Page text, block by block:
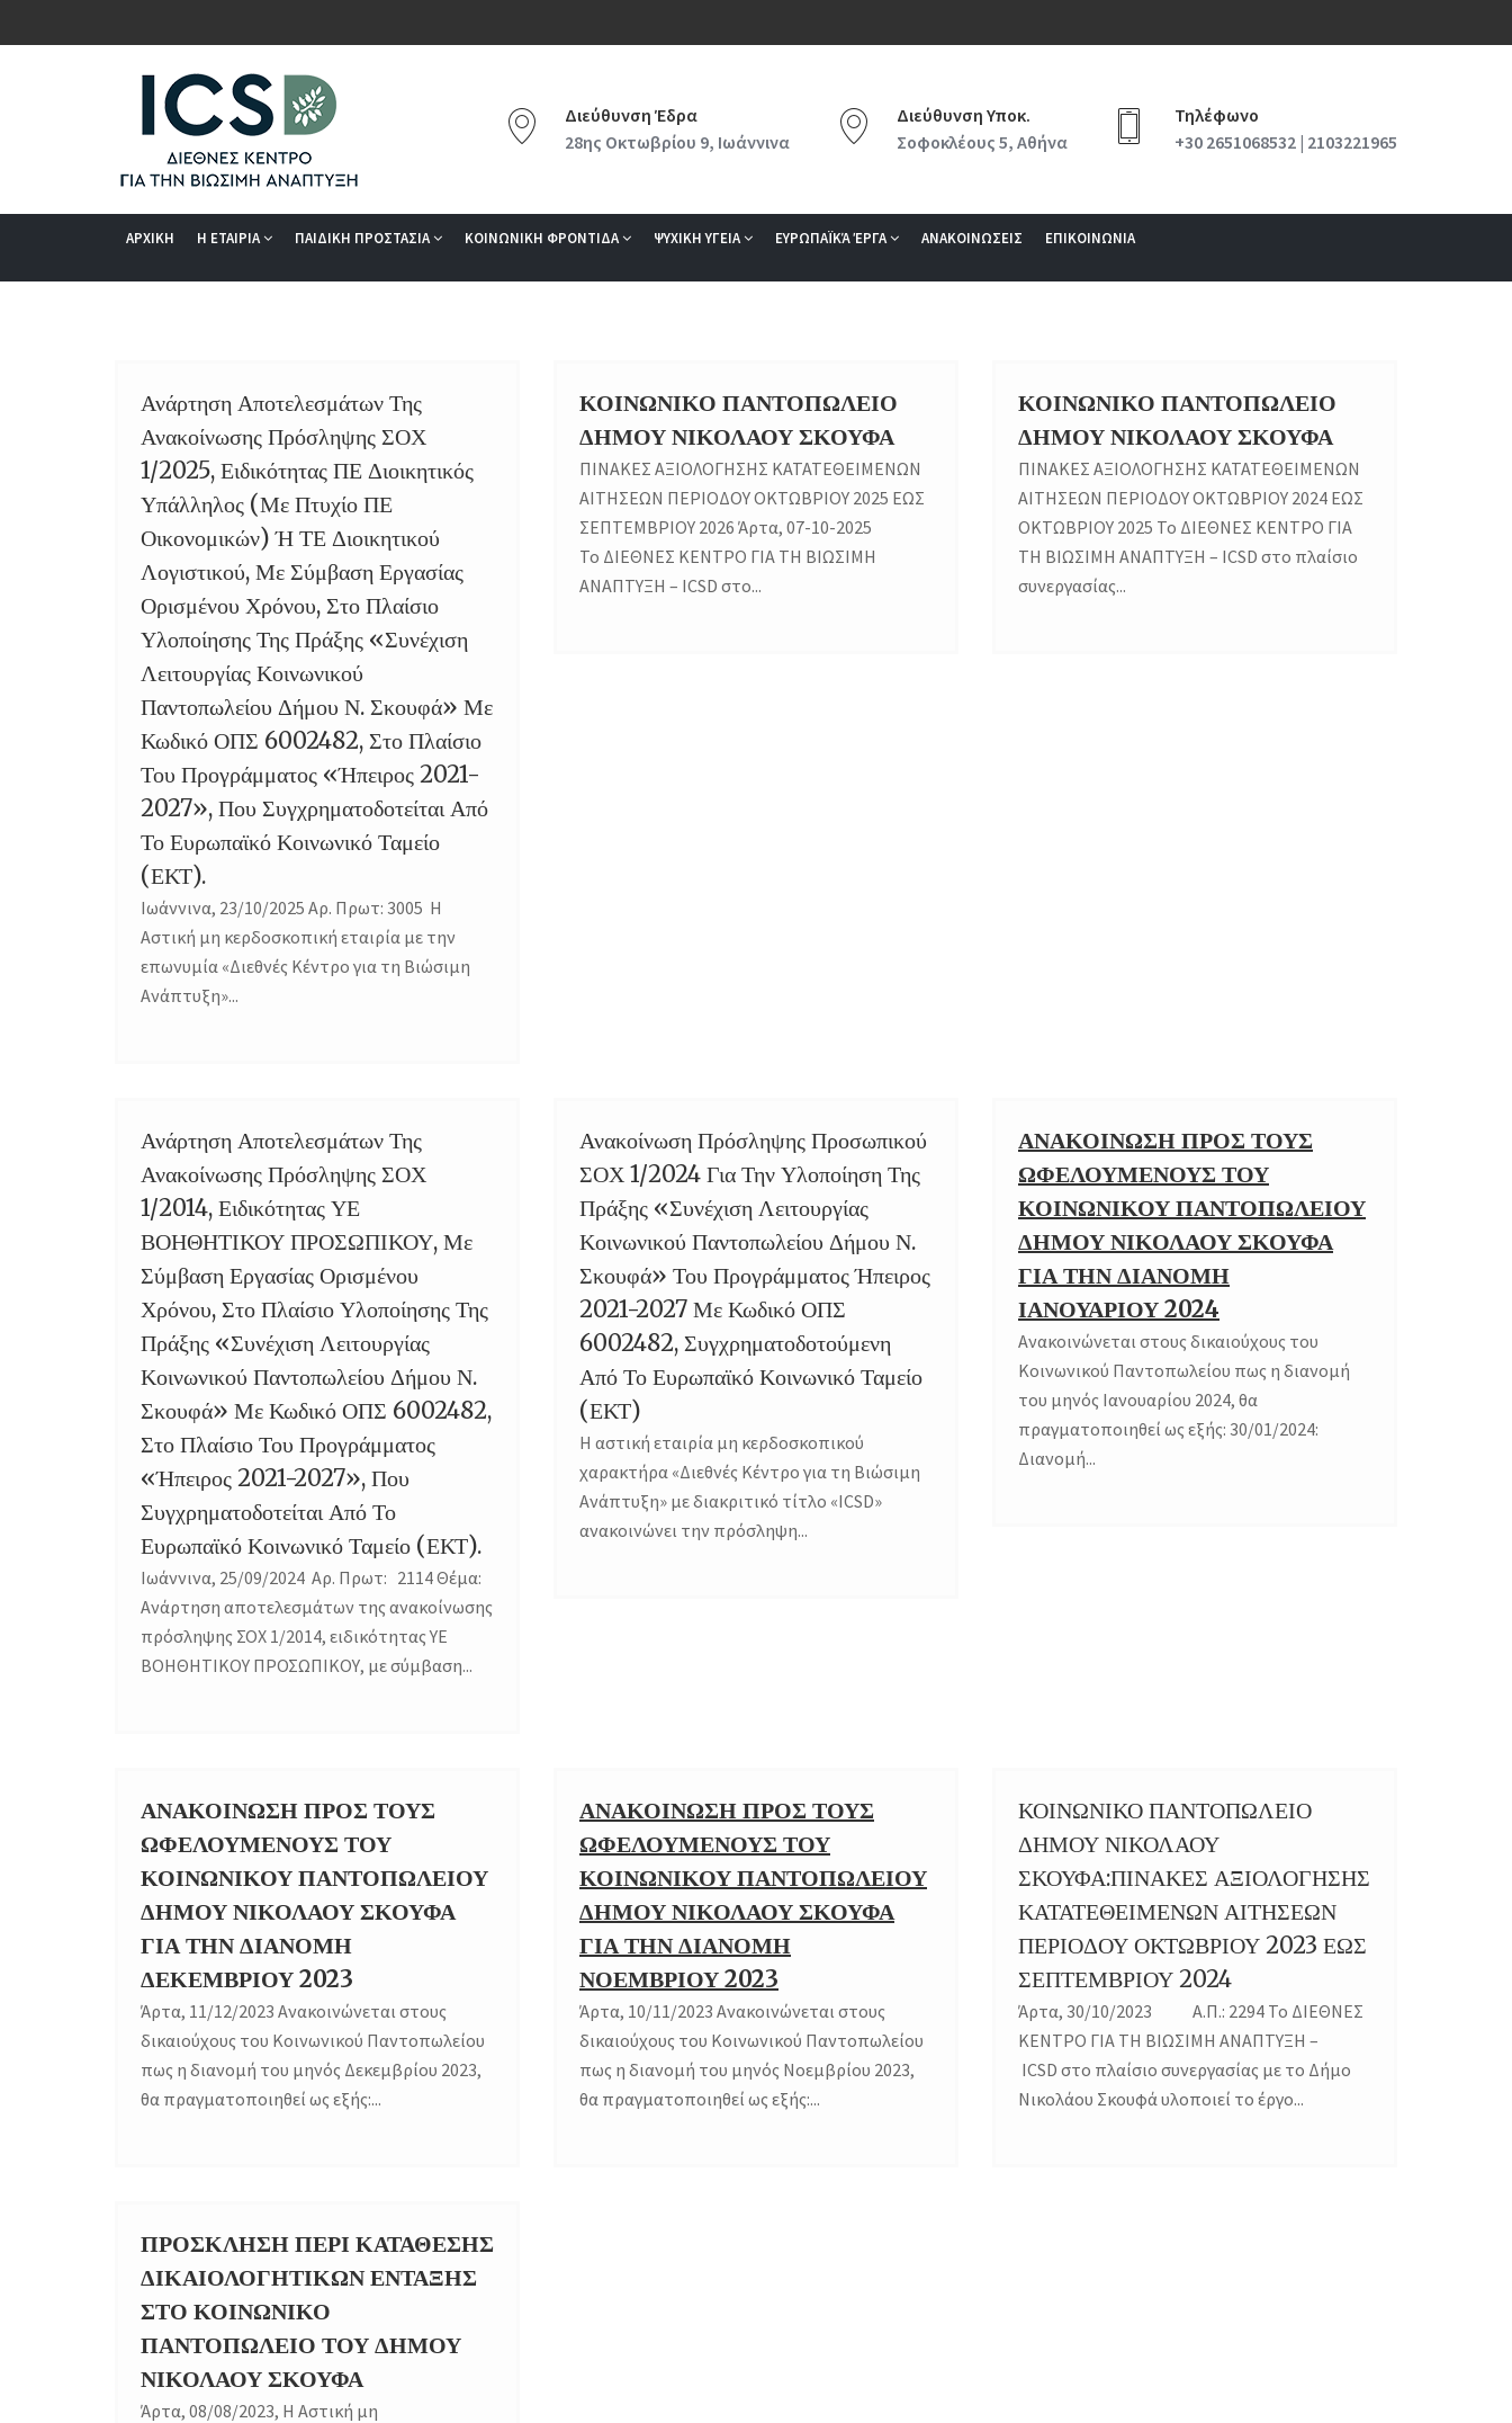
Διεύθυνση Έδρα
28ης Οκτωβρίου 9, Ιωάννινα
Διεύθυνση Υποκ.
Σοφοκλέους 5, Αθήνα
Τηλέφωνο
+30 2651068532 | 2103221965
ΑΡΧΙΚΗ Η ΕΤΑΙΡΙΑ ΠΑΙΔΙΚΗ ΠΡΟΣΤΑΣΙΑ ΚΟΙΝΩΝΙΚΗ ΦΡΟΝΤΙΔΑ ΨΥΧΙΚΗ ΥΓΕΙΑ ΕΥΡΩΠΑΪΚΆ ΈΡΓΑ ΑΝΑΚΟΙΝΩΣΕΙΣ ΕΠΙΚΟΙΝΩΝΙΑ
Ανάρτηση Αποτελεσμάτων Της
Ανακοίνωσης Πρόσληψης ΣΟΧ
1/2025, Ειδικότητας ΠΕ Διοικητικός
Υπάλληλος (Με Πτυχίο ΠΕ
Οικονομικών) Ή ΤΕ Διοικητικού
Λογιστικού, Με Σύμβαση Εργασίας
Ορισμένου Χρόνου, Στο Πλαίσιο
Υλοποίησης Της Πράξης «Συνέχιση
Λειτουργίας Κοινωνικού
Παντοπωλείου Δήμου Ν. Σκουφά» Με
Κωδικό ΟΠΣ 6002482, Στο Πλαίσιο
Του Προγράμματος «Ήπειρος 2021-
2027», Που Συγχρηματοδοτείται Από
Το Ευρωπαϊκό Κοινωνικό Ταμείο
(ΕΚΤ).
Ιωάννινα, 23/10/2025 Αρ. Πρωτ: 3005 Η
Αστική μη κερδοσκοπική εταιρία με την
επωνυμία «Διεθνές Κέντρο για τη Βιώσιμη
Ανάπτυξη»...
07
ΚΟΙΝΩΝΙΚΟ ΠΑΝΤΟΠΩΛΕΙΟ
ΔΗΜΟΥ ΝΙΚΟΛΑΟΥ ΣΚΟΥΦΑ
ΠΙΝΑΚΕΣ ΑΞΙΟΛΟΓΗΣΗΣ ΚΑΤΑΤΕΘΕΙΜΕΝΩΝ
ΑΙΤΗΣΕΩΝ ΠΕΡΙΟΔΟΥ ΟΚΤΩΒΡΙΟΥ 2025 ΕΩΣ
ΣΕΠΤΕΜΒΡΙΟΥ 2026 Άρτα, 07-10-2025
Το ΔΙΕΘΝΕΣ ΚΕΝΤΡΟ ΓΙΑ ΤΗ ΒΙΩΣΙΜΗ
ΑΝΑΠΤΥΞΗ – ICSD στο...
30
ΚΟΙΝΩΝΙΚΟ ΠΑΝΤΟΠΩΛΕΙΟ
ΔΗΜΟΥ ΝΙΚΟΛΑΟΥ ΣΚΟΥΦΑ
ΠΙΝΑΚΕΣ ΑΞΙΟΛΟΓΗΣΗΣ ΚΑΤΑΤΕΘΕΙΜΕΝΩΝ
ΑΙΤΗΣΕΩΝ ΠΕΡΙΟΔΟΥ ΟΚΤΩΒΡΙΟΥ 2024 ΕΩΣ
ΟΚΤΩΒΡΙΟΥ 2025 Το ΔΙΕΘΝΕΣ ΚΕΝΤΡΟ ΓΙΑ
ΤΗ ΒΙΩΣΙΜΗ ΑΝΑΠΤΥΞΗ – ICSD στο πλαίσιο
συνεργασίας...
Ανάρτηση Αποτελεσμάτων Της
Ανακοίνωσης Πρόσληψης ΣΟΧ
1/2014, Ειδικότητας ΥΕ
ΒΟΗΘΗΤΙΚΟΥ ΠΡΟΣΩΠΙΚΟΥ, Με
Σύμβαση Εργασίας Ορισμένου
Χρόνου, Στο Πλαίσιο Υλοποίησης Της
Πράξης «Συνέχιση Λειτουργίας
Κοινωνικού Παντοπωλείου Δήμου Ν.
Σκουφά» Με Κωδικό ΟΠΣ 6002482,
Στο Πλαίσιο Του Προγράμματος
«Ήπειρος 2021-2027», Που
Συγχρηματοδοτείται Από Το
Ευρωπαϊκό Κοινωνικό Ταμείο (ΕΚΤ).
Ιωάννινα, 25/09/2024 Αρ. Πρωτ: 2114 Θέμα:
Ανάρτηση αποτελεσμάτων της ανακοίνωσης
πρόσληψης ΣΟΧ 1/2014, ειδικότητας ΥΕ
ΒΟΗΘΗΤΙΚΟΥ ΠΡΟΣΩΠΙΚΟΥ, με σύμβαση...
06
Ανακοίνωση Πρόσληψης Προσωπικού
ΣΟΧ 1/2024 Για Την Υλοποίηση Της
Πράξης «Συνέχιση Λειτουργίας
Κοινωνικού Παντοπωλείου Δήμου Ν.
Σκουφά» Του Προγράμματος Ήπειρος
2021-2027 Με Κωδικό ΟΠΣ
6002482, Συγχρηματοδοτούμενη
Από Το Ευρωπαϊκό Κοινωνικό Ταμείο
(ΕΚΤ)
Η αστική εταιρία μη κερδοσκοπικού
χαρακτήρα «Διεθνές Κέντρο για τη Βιώσιμη
Ανάπτυξη» με διακριτικό τίτλο «ICSD»
ανακοινώνει την πρόσληψη...
ΑΝΑΚΟΙΝΩΣΗ ΠΡΟΣ ΤΟΥΣ
ΩΦΕΛΟΥΜΕΝΟΥΣ ΤΟΥ
ΚΟΙΝΩΝΙΚΟΥ ΠΑΝΤΟΠΩΛΕΙΟΥ
ΔΗΜΟΥ ΝΙΚΟΛΑΟΥ ΣΚΟΥΦΑ
ΓΙΑ ΤΗΝ ΔΙΑΝΟΜΗ
ΙΑΝΟΥΑΡΙΟΥ 2024
Ανακοινώνεται στους δικαιούχους του
Κοινωνικού Παντοπωλείου πως η διανομή
του μηνός Ιανουαρίου 2024, θα
πραγματοποιηθεί ως εξής: 30/01/2024:
Διανομή...
ΑΝΑΚΟΙΝΩΣΗ ΠΡΟΣ ΤΟΥΣ
ΩΦΕΛΟΥΜΕΝΟΥΣ ΤΟΥ
ΚΟΙΝΩΝΙΚΟΥ ΠΑΝΤΟΠΩΛΕΙΟΥ
ΔΗΜΟΥ ΝΙΚΟΛΑΟΥ ΣΚΟΥΦΑ
ΓΙΑ ΤΗΝ ΔΙΑΝΟΜΗ
ΔΕΚΕΜΒΡΙΟΥ 2023
Άρτα, 11/12/2023 Ανακοινώνεται στους
δικαιούχους του Κοινωνικού Παντοπωλείου
πως η διανομή του μηνός Δεκεμβρίου 2023,
θα πραγματοποιηθεί ως εξής:...
ΑΝΑΚΟΙΝΩΣΗ ΠΡΟΣ ΤΟΥΣ
ΩΦΕΛΟΥΜΕΝΟΥΣ ΤΟΥ
ΚΟΙΝΩΝΙΚΟΥ ΠΑΝΤΟΠΩΛΕΙΟΥ
ΔΗΜΟΥ ΝΙΚΟΛΑΟΥ ΣΚΟΥΦΑ
ΓΙΑ ΤΗΝ ΔΙΑΝΟΜΗ
ΝΟΕΜΒΡΙΟΥ 2023
Άρτα, 10/11/2023 Ανακοινώνεται στους
δικαιούχους του Κοινωνικού Παντοπωλείου
πως η διανομή του μηνός Νοεμβρίου 2023,
θα πραγματοποιηθεί ως εξής:...
ΚΟΙΝΩΝΙΚΟ ΠΑΝΤΟΠΩΛΕΙΟ
ΔΗΜΟΥ ΝΙΚΟΛΑΟΥ
ΣΚΟΥΦΑ:ΠΙΝΑΚΕΣ ΑΞΙΟΛΟΓΗΣΗΣ
ΚΑΤΑΤΕΘΕΙΜΕΝΩΝ ΑΙΤΗΣΕΩΝ
ΠΕΡΙΟΔΟΥ ΟΚΤΩΒΡΙΟΥ 2023 ΕΩΣ
ΣΕΠΤΕΜΒΡΙΟΥ 2024
Άρτα, 30/10/2023 Α.Π.: 2294 Το ΔΙΕΘΝΕΣ
ΚΕΝΤΡΟ ΓΙΑ ΤΗ ΒΙΩΣΙΜΗ ΑΝΑΠΤΥΞΗ –
ICSD στο πλαίσιο συνεργασίας με το Δήμο
Νικολάου Σκουφά υλοποιεί το έργο...
08
ΠΡΟΣΚΛΗΣΗ ΠΕΡΙ ΚΑΤΑΘΕΣΗΣ
ΔΙΚΑΙΟΛΟΓΗΤΙΚΩΝ ΕΝΤΑΞΗΣ
ΣΤΟ ΚΟΙΝΩΝΙΚΟ
ΠΑΝΤΟΠΩΛΕΙΟ ΤΟΥ ΔΗΜΟΥ
ΝΙΚΟΛΑΟΥ ΣΚΟΥΦΑ
Άρτα, 08/08/2023, Η Αστική μη